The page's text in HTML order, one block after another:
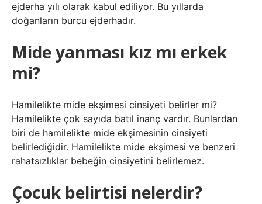
ejderha yılı olarak kabul ediliyor. Bu yıllarda
doğanların burcu ejderhadır.
Mide yanması kız mı erkek
mi?
Hamilelikte mide ekşimesi cinsiyeti belirler mi?
Hamilelikte çok sayıda batıl inanç vardır. Bunlardan
biri de hamilelikte mide ekşimesinin cinsiyeti
belirlediğidir. Hamilelikte mide ekşimesi ve benzeri
rahatsızlıklar bebeğin cinsiyetini belirlemez.
Çocuk belirtisi nelerdir?